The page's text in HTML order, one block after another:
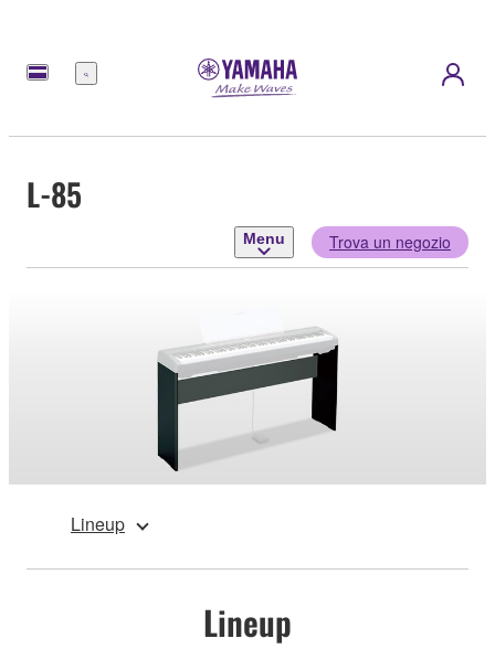
Menu
L-85
Menu Trova un negozio
Lineup
Lineup